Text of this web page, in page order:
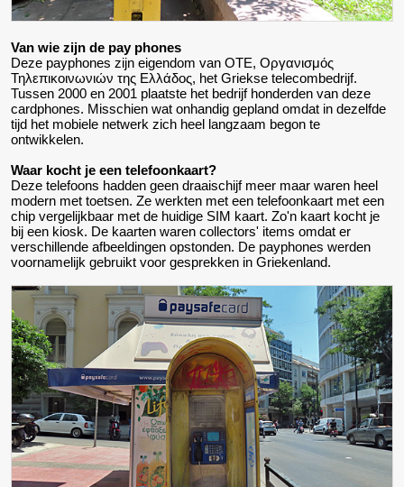
Van wie zijn de pay phones
Deze payphones zijn eigendom van OTE, Οργανισμός
Τηλεπικοινωνιών της Ελλάδος, het Griekse telecombedrijf.
Tussen 2000 en 2001 plaatste het bedrijf honderden van deze
cardphones. Misschien wat onhandig gepland omdat in dezelfde
tijd het mobiele netwerk zich heel langzaam begon te
ontwikkelen.
Waar kocht je een telefoonkaart?
Deze telefoons hadden geen draaischijf meer maar waren heel
modern met toetsen. Ze werkten met een telefoonkaart met een
chip vergelijkbaar met de huidige SIM kaart. Zo'n kaart kocht je
bij een kiosk. De kaarten waren collectors' items omdat er
verschillende afbeeldingen opstonden. De payphones werden
voornamelijk gebruikt voor gesprekken in Griekenland.